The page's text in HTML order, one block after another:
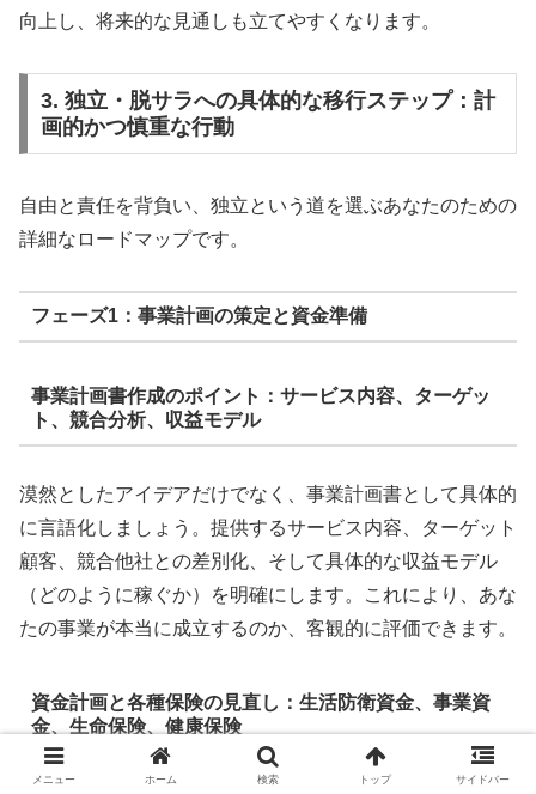
向上し、将来的な見通しも立てやすくなります。
3. 独立・脱サラへの具体的な移行ステップ：計
画的かつ慎重な行動
自由と責任を背負い、独立という道を選ぶあなたのための
詳細なロードマップです。
フェーズ1：事業計画の策定と資金準備
事業計画書作成のポイント：サービス内容、ターゲッ
ト、競合分析、収益モデル
漠然としたアイデアだけでなく、事業計画書として具体的
に言語化しましょう。提供するサービス内容、ターゲット
顧客、競合他社との差別化、そして具体的な収益モデル
（どのように稼ぐか）を明確にします。これにより、あな
たの事業が本当に成立するのか、客観的に評価できます。
資金計画と各種保険の見直し：生活防衛資金、事業資
金、生命保険、健康保険
メニュー ホーム 検索 トップ サイドバー